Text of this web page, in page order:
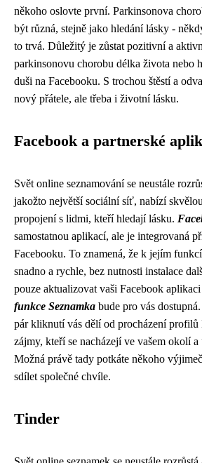
někoho oslovte první. Parkinsonova
být různá, stejně jako hledání lásky -
to trvá. Důležitý je zůstat pozitivní a
parkinsonovu chorobu délka života nebo
duši na Facebooku. S trochou štěstí a
nový přátele, ale třeba i životní lásku.
Facebook a partnerské
Svět online seznamování se neustále
jakožto největší sociální síť, nabízí
propojení s lidmi, kteří hledají lásku.
samostatnou aplikací, ale je integrovaná
Facebooku. To znamená, že k jejím
snadno a rychle, bez nutnosti instalace
pouze aktualizovat vaši Facebook
funkce Seznamka bude pro vás
pár kliknutí vás dělí od procházení
zájmy, kteří se nacházejí ve vašem okolí
Možná právě tady potkáte někoho
sdílet společné chvíle.
Tinder